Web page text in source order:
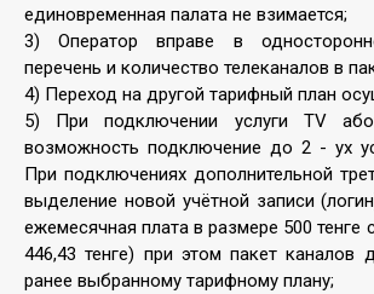
единовременная палата не взимается;
3) Оператор вправе в
перечень и количество телеканалов в
4) Переход на другой тарифный план
5) При подключении услуги TV
возможность подключение до 2 - ух
При подключениях дополнительной
выделение новой учётной записи
ежемесячная плата в размере 500
446,43 тенге) при этом пакет каналов
ранее выбранному тарифному плану;
Внедрение и
Услуга по внедрению
автоматизации бизнес-процессов